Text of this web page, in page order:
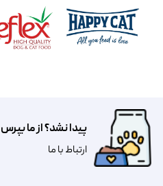
پیدا نشد؟ از ما
​​​ارتباط با ما